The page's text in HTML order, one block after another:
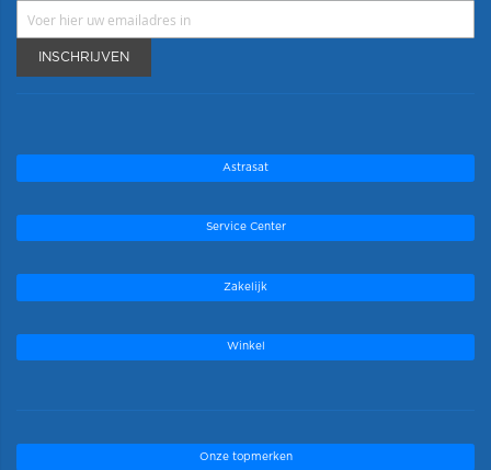
INSCHRIJVEN
Astrasat
Service Center
Zakelijk
Winkel
Onze topmerken